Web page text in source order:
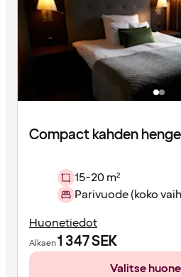
Compact kahden
15-20 m²
Parivuode (koko
Huonetiedot
Alkaen1 347SEK
Valitse